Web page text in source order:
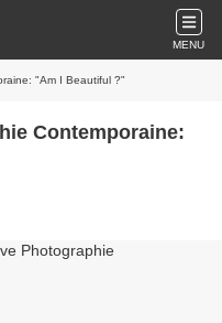
MENU
"Am I Beautiful ?"
Contemporaine: